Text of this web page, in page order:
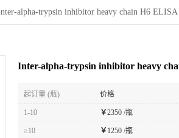
alpha-trypsin inhibitor heavy chain H6
Inter-alpha-trypsin inhibitor heavy
起订量 (瓶) 价格
1-10 ￥2350 /瓶
≥10 ￥1250 /瓶